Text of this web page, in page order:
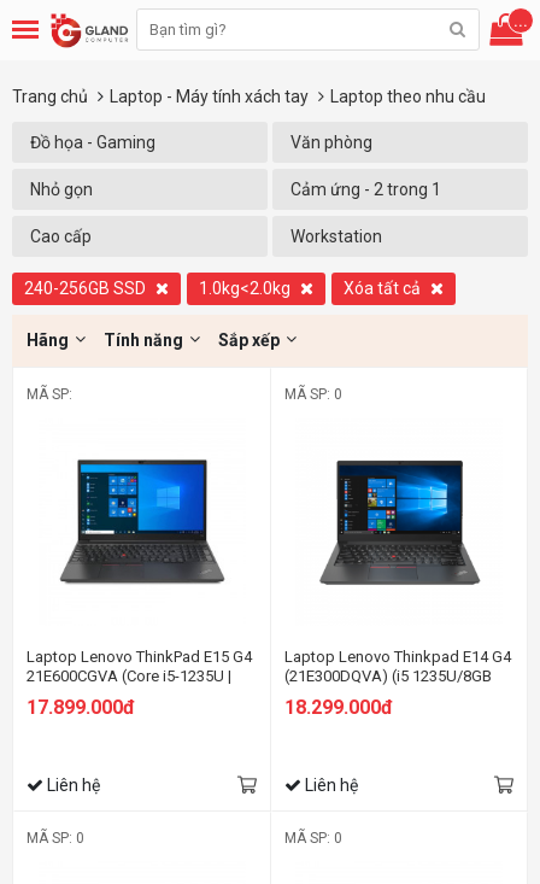
...
Trang chủ Laptop - Máy tính xách tay Laptop theo nhu cầu
Đồ họa - Gaming Văn phòng
Nhỏ gọn Cảm ứng - 2 trong 1
Cao cấp Workstation
240-256GB SSD 1.0kg<2.0kg Xóa tất cả
Hãng Tính năng Sắp xếp
MÃ SP:
Laptop Lenovo ThinkPad E15 G4
21E600CGVA (Core i5-1235U |
OS | Black)
17.899.000đ
Liên hệ
MÃ SP: 0
Laptop Lenovo Thinkpad E14 G4
(21E300DQVA) (i5 1235U/8GB
Đen)
18.299.000đ
Liên hệ
MÃ SP: 0 MÃ SP: 0